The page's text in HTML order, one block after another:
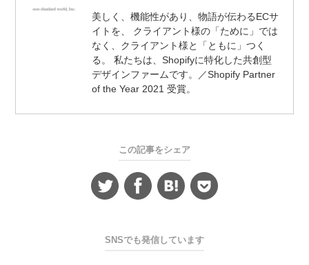
美しく、機能性があり、物語が伝わるECサ
イトを、 クライアント様の「ために」では
なく、クライアント様と「ともに」つく
る。 私たちは、Shopifyに特化した共創型
デザインファームです。／Shopify Partner
of the Year 2021 受賞。
この記事をシェア
SNSでも発信しています